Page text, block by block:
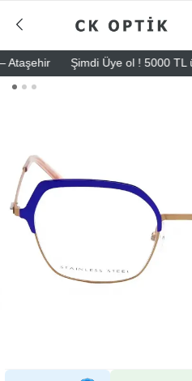
Şimdi Üye ol ! 5000 TL